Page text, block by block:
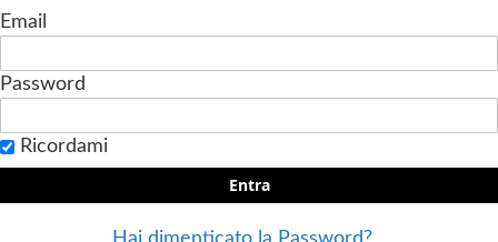
Email
Password
Ricordami
Entra